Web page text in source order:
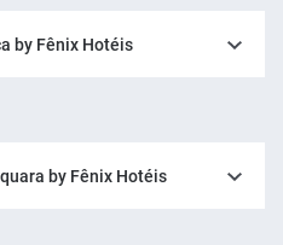
by Fênix Hotéis
by Fênix Hotéis